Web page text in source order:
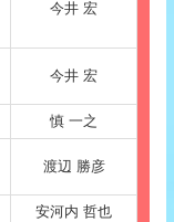
今井 宏
今井 宏
慎 一之
渡辺 勝彦
安河内 哲也